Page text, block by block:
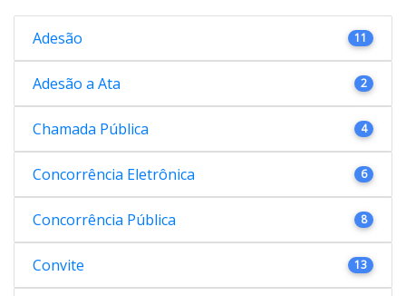
Adesão 11
Adesão a Ata 2
Chamada Pública 4
Concorrência Eletrônica 6
Concorrência Pública 8
Convite 13